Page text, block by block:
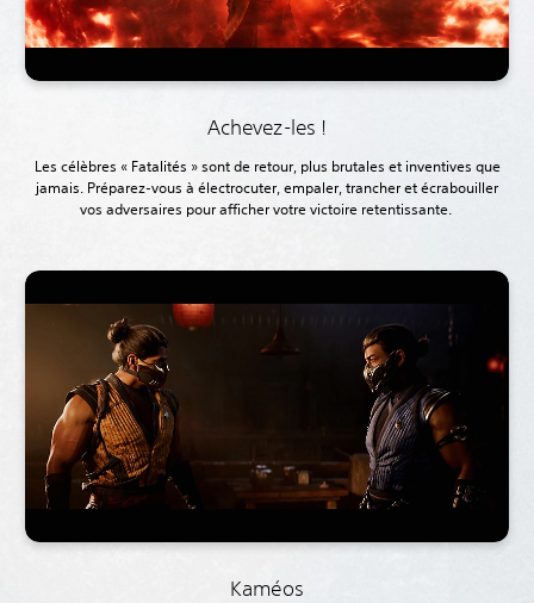
Achevez-les !
Les célèbres « Fatalités » sont de retour, plus brutales et inventives que
jamais. Préparez-vous à électrocuter, empaler, trancher et écrabouiller
vos adversaires pour afficher votre victoire retentissante.‎
Kaméos